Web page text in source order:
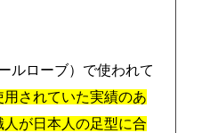
ルローブ）で使われて
用されていた実績のあ
が日本人の足型に合